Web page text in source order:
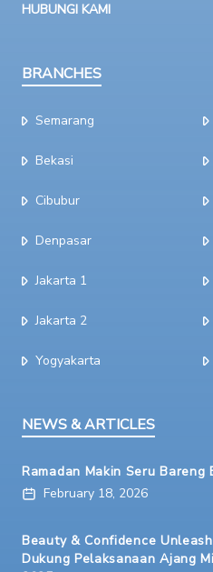
HUBUNGI KAMI
BRANCHES
Semarang
Bekasi
Cibubur
Denpasar
Jakarta 1
Jakarta 2
Yogyakarta
NEWS & ARTICLES
Ramadan Makin Seru
February 18, 2026
Beauty & Confidence
Dukung Pelaksanaan Ajang